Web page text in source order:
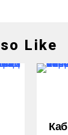
Like
Каб